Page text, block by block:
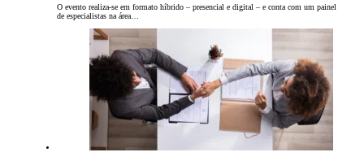
O evento realiza-se em formato híbrido – presencial e digital – e conta com um painel
de especialistas na área…